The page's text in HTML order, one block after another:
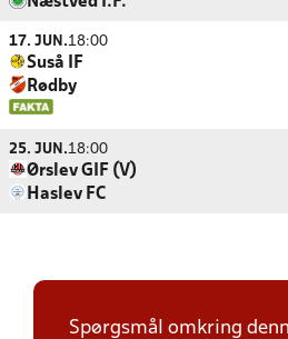
17. JUN.18:00
Suså IF
Rødby
25. JUN.18:00
Ørslev GIF (V)
Haslev FC
Spørgsmål omkring